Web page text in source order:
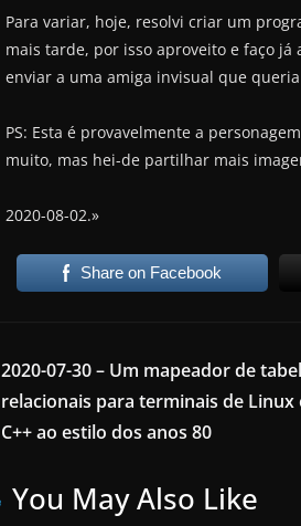
Para variar, hoje, resolvi criar um
mais tarde, por isso aproveito e faço
enviar a uma amiga invisual que
PS: Esta é provavelmente a
muito, mas hei-de partilhar mais
2020-08-02.»
Share on Facebook
2020-07-30 – Um mapeador de
relacionais para terminais de Linux
C++ ao estilo dos anos 80
You May Also Like